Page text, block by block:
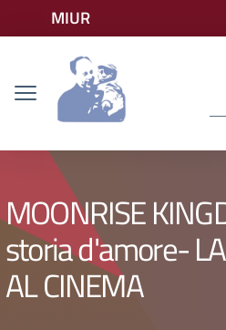
Vai ai contenuti
Vai al menu di
Vai al footer
MIUR
MOONRISE
storia d'amore-
AL CINEMA